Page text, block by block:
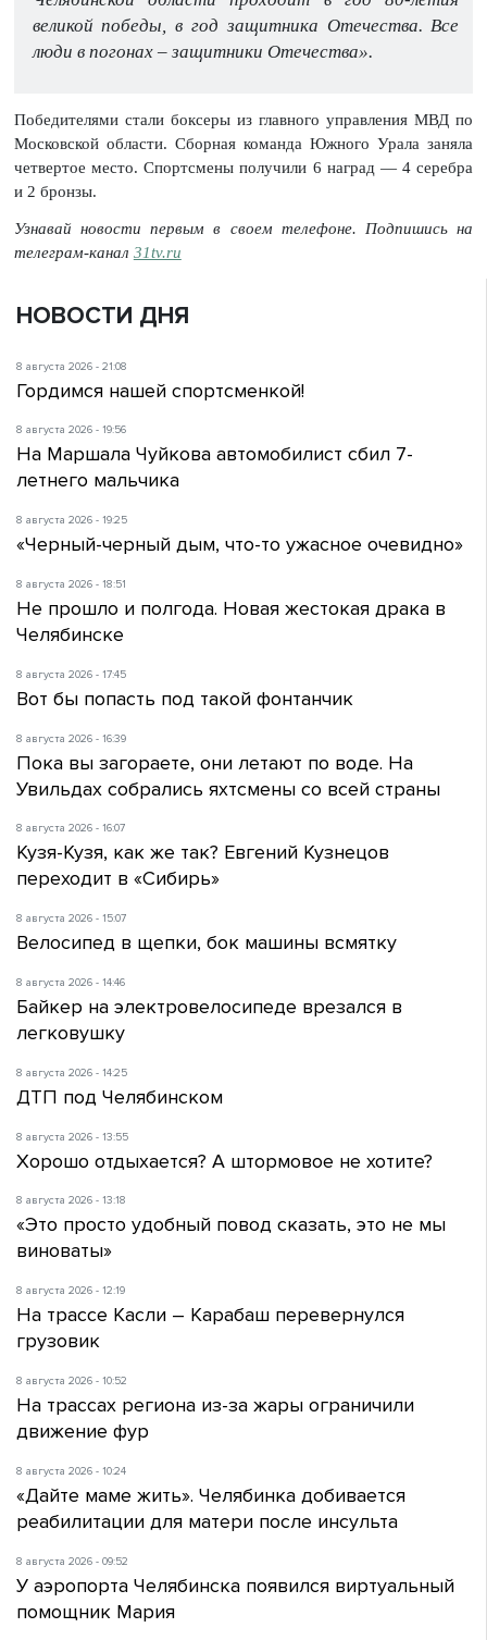
великой победы, в год защитника Отечества. Все
люди в погонах – защитники Отечества».
Победителями стали боксеры из главного управления МВД по
Московской области. Сборная команда Южного Урала заняла
четвертое место. Спортсмены получили 6 наград — 4 серебра
и 2 бронзы.
Узнавай новости первым в своем телефоне. Подпишись на
телеграм-канал 31tv.ru
НОВОСТИ ДНЯ
8 августа 2026 - 21:08
Гордимся нашей спортсменкой!
8 августа 2026 - 19:56
На Маршала Чуйкова автомобилист сбил 7-
летнего мальчика
8 августа 2026 - 19:25
«Черный-черный дым, что-то ужасное очевидно»
8 августа 2026 - 18:51
Не прошло и полгода. Новая жестокая драка в
Челябинске
8 августа 2026 - 17:45
Вот бы попасть под такой фонтанчик
8 августа 2026 - 16:39
Пока вы загораете, они летают по воде. На
Увильдах собрались яхтсмены со всей страны
8 августа 2026 - 16:07
Кузя-Кузя, как же так? Евгений Кузнецов
переходит в «Сибирь»
8 августа 2026 - 15:07
Велосипед в щепки, бок машины всмятку
8 августа 2026 - 14:46
Байкер на электровелосипеде врезался в
легковушку
8 августа 2026 - 14:25
ДТП под Челябинском
8 августа 2026 - 13:55
Хорошо отдыхается? А штормовое не хотите?
8 августа 2026 - 13:18
«Это просто удобный повод сказать, это не мы
виноваты»
8 августа 2026 - 12:19
На трассе Касли – Карабаш перевернулся
грузовик
8 августа 2026 - 10:52
На трассах региона из-за жары ограничили
движение фур
8 августа 2026 - 10:24
«Дайте маме жить». Челябинка добивается
реабилитации для матери после инсульта
8 августа 2026 - 09:52
У аэропорта Челябинска появился виртуальный
помощник Мария